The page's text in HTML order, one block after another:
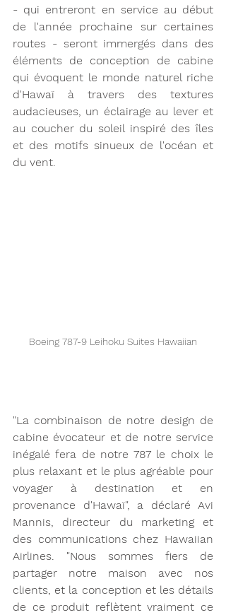
- qui entreront en service au début
de l'année prochaine sur certaines
routes - seront immergés dans des
éléments de conception de cabine
qui évoquent le monde naturel riche
d'Hawaï à travers des textures
audacieuses, un éclairage au lever et
au coucher du soleil inspiré des îles
et des motifs sinueux de l'océan et
du vent.
Boeing 787-9 Leihoku Suites Hawaiian
"La combinaison de notre design de
cabine évocateur et de notre service
inégalé fera de notre 787 le choix le
plus relaxant et le plus agréable pour
voyager à destination et en
provenance d'Hawaï", a déclaré Avi
Mannis, directeur du marketing et
des communications chez Hawaiian
Airlines. "Nous sommes fiers de
partager notre maison avec nos
clients, et la conception et les détails
de ce produit reflètent vraiment ce